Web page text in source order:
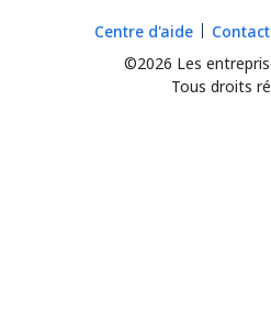
©2026 Les
Tous droits
Centre d'aide